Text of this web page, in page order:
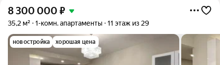
8 300 000 ₽
35,2 м² 1-комн. апартаменты 11 этаж из 29
новостройка хорошая цена